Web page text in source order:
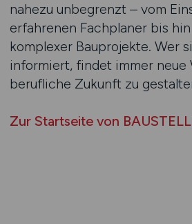
nahezu unbegrenzt – vom
erfahrenen Fachplaner bis
komplexer Bauprojekte. Wer
informiert, findet immer neue
berufliche Zukunft zu
Zur Startseite von